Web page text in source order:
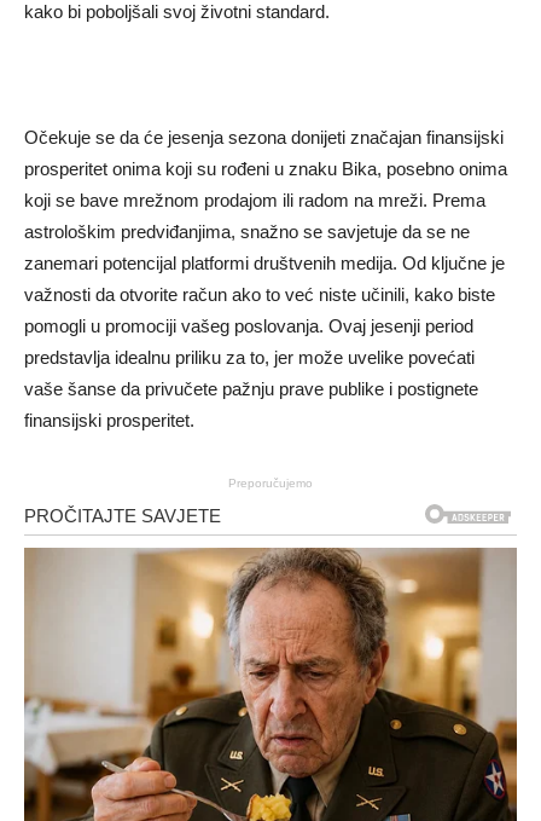
kako bi poboljšali svoj životni standard.
Očekuje se da će jesenja sezona donijeti značajan finansijski
prosperitet onima koji su rođeni u znaku Bika, posebno onima
koji se bave mrežnom prodajom ili radom na mreži. Prema
astrološkim predviđanjima, snažno se savjetuje da se ne
zanemari potencijal platformi društvenih medija. Od ključne je
važnosti da otvorite račun ako to već niste učinili, kako biste
pomogli u promociji vašeg poslovanja. Ovaj jesenji period
predstavlja idealnu priliku za to, jer može uvelike povećati
vaše šanse da privučete pažnju prave publike i postignete
finansijski prosperitet.
Preporučujemo